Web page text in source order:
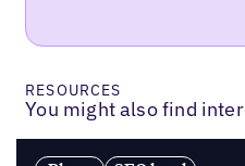
RESOURCES
You might also find